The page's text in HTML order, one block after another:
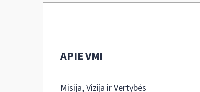
APIE VMI
Misija, Vizija ir Vertybės